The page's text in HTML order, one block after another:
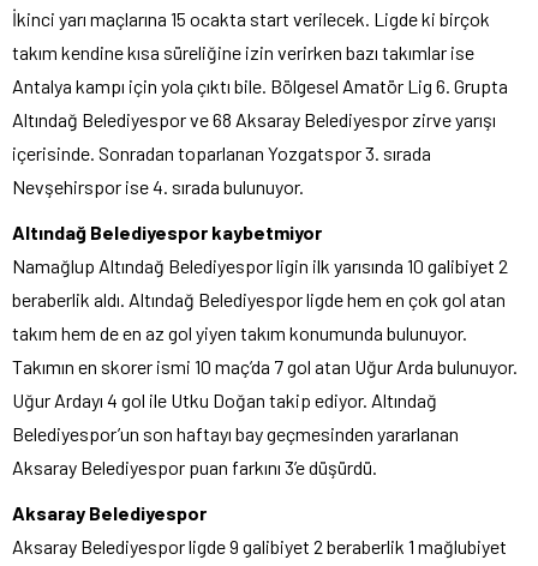
İkinci yarı maçlarına 15 ocakta start verilecek. Ligde ki birçok
takım kendine kısa süreliğine izin verirken bazı takımlar ise
Antalya kampı için yola çıktı bile. Bölgesel Amatör Lig 6. Grupta
Altındağ Belediyespor ve 68 Aksaray Belediyespor zirve yarışı
içerisinde. Sonradan toparlanan Yozgatspor 3. sırada
Nevşehirspor ise 4. sırada bulunuyor.
Altındağ Belediyespor kaybetmiyor
Namağlup Altındağ Belediyespor ligin ilk yarısında 10 galibiyet 2
beraberlik aldı. Altındağ Belediyespor ligde hem en çok gol atan
takım hem de en az gol yiyen takım konumunda bulunuyor.
Takımın en skorer ismi 10 maç’da 7 gol atan Uğur Arda bulunuyor.
Uğur Ardayı 4 gol ile Utku Doğan takip ediyor. Altındağ
Belediyespor’un son haftayı bay geçmesinden yararlanan
Aksaray Belediyespor puan farkını 3’e düşürdü.
Aksaray Belediyespor
Aksaray Belediyespor ligde 9 galibiyet 2 beraberlik 1 mağlubiyet